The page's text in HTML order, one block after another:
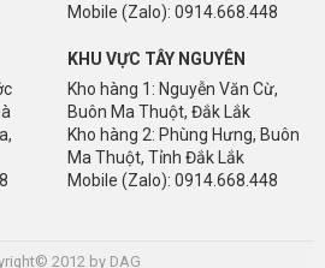
Mobile (Zalo): 0914.668.448
KHU VỰC TÂY NGUYÊN
Kho hàng 1: Nguyễn Văn Cừ,
Buôn Ma Thuột, Đắk Lắk
Kho hàng 2: Phùng Hưng, Buôn
Ma Thuột, Tỉnh Đắk Lắk
Mobile (Zalo): 0914.668.448
2012 by DAG